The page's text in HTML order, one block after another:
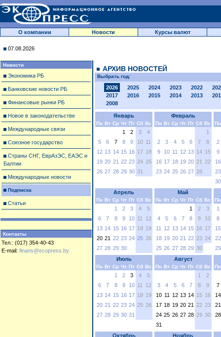
О компании Новости Курсы валют
07.08.2026
Новости
Экономика РБ
Банковские новости РБ
Финансовые рынки РБ
Новое в законодательстве
Международные связи
Союзное государство
Страны СНГ, ЕврАзЭС, ЕАЭС и
Балтии
Международные новости
Подписка
Статьи
Контакты
Тел.: (017) 354-40-43
E-mail: finans@ecopress.by
АРХИВ НОВОСТЕЙ
Выбрать год:
2026 2025 2024 2023 2022
2017
2016 2015 2014 2013
2008
Январь
Пн Вт Ср Чт Пт Сб Вс
1 2 3
4
5
6 7 8 9 10 11
12 13 14 15 16 17 18
19 20 21 22 23 24 25
26 27 28 29 30 31
Февраль
Пн Вт Ср Чт Пт Сб Вс
1
2
3 4 5 6 7
8
9
10 11 12 13 14 15
16 17 18 19 20 21 22
23 24 25 26 27 28
Пн
2
9
16
23
30
Апрель
Пн Вт Ср Чт Пт Сб Вс
1 2 3 4
5
6
7 8 9 10 11
12
13 14 15 16 17 18 19
20 21 22 23 24 25 26
27 28 29 30
Май
Пн Вт Ср Чт Пт Сб Вс
1 2
3
4
5 6 7 8 9
10
11
12 13 14 15 16 17
18 19 20 21 22 23 24
25 26 27 28 29 30
Пн
1
8
15
22
29
Июль
Пн Вт Ср Чт Пт Сб Вс
1 2 3 4
5
6
7 8 9 10 11
12
13 14 15 16 17 18 19
20 21 22 23 24 25 26
27 28 29 30 31
Август
Пн Вт Ср Чт Пт Сб Вс
1
2
3
4 5 6 7 8
9
10 11 12 13 14 15 16
17 18 19 20 21 22 23
24 25 26 27 28 29 30
31
Пн
7
14
21
28
Октябрь Ноябрь